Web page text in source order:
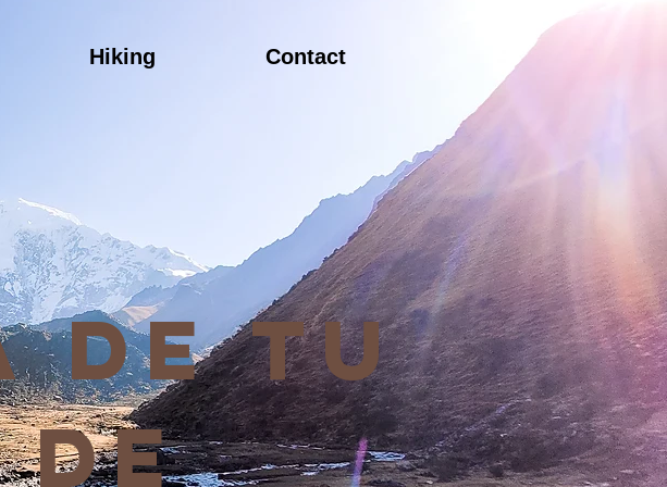
Hiking Contact
de tu
de